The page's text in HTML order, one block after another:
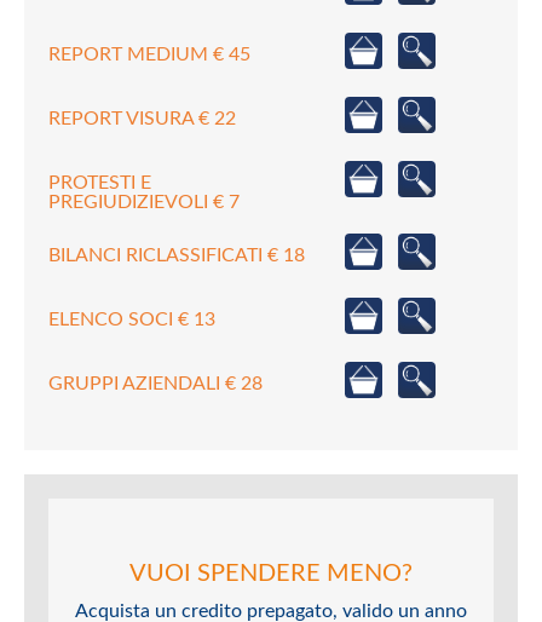
REPORT MEDIUM € 45
REPORT VISURA € 22
PROTESTI E
PREGIUDIZIEVOLI € 7
BILANCI RICLASSIFICATI € 18
ELENCO SOCI € 13
GRUPPI AZIENDALI € 28
VUOI SPENDERE MENO?
Acquista un credito prepagato, valido un anno